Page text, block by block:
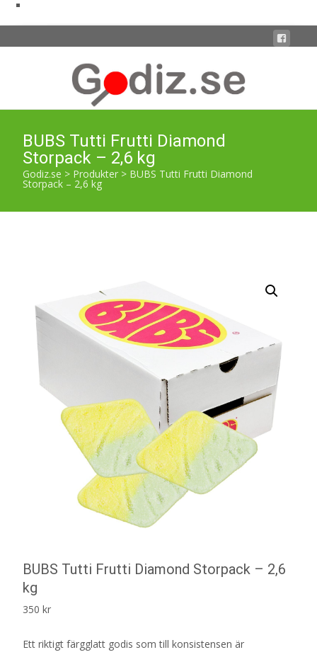
BUBS Tutti Frutti Diamond
Storpack – 2,6 kg
Godiz.se > Produkter > BUBS Tutti Frutti Diamond
Storpack – 2,6 kg
BUBS Tutti Frutti Diamond Storpack – 2,6
kg
350 kr
Ett riktigt färgglatt godis som till konsistensen är